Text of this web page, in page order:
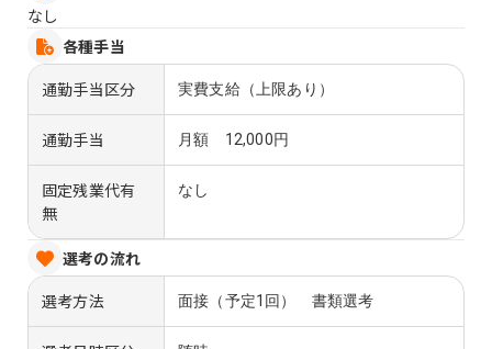
なし
各種手当
通勤手当区分
実費支給（上限あり）
通勤手当 月額 12,000円
固定残業代有
無
なし
選考の流れ
選考方法
面接（予定1回） 書類選考